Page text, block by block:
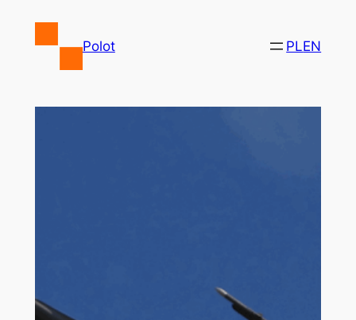
Polot PLEN